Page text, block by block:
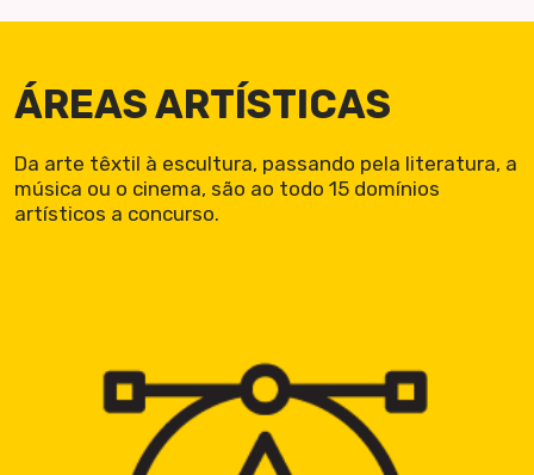
ÁREAS ARTÍSTICAS
Da arte têxtil à escultura, passando pela literatura, a
música ou o cinema, são ao todo 15 domínios
artísticos a concurso.